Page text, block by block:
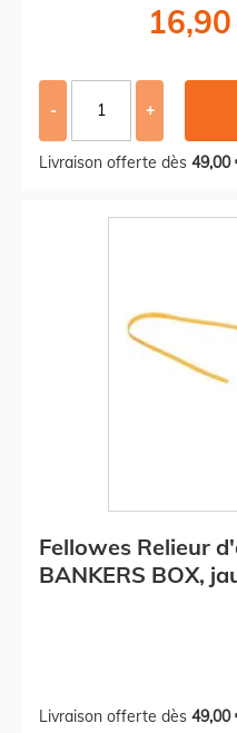
- +
Livraison offerte dès 49,00
Fellowes Relieur
BANKERS BOX,
Livraison offerte dès 49,00